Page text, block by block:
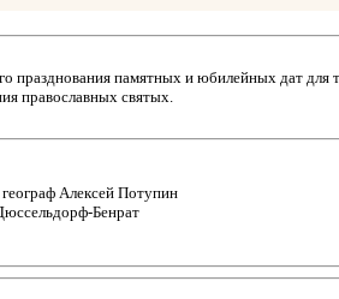
памятных и юбилейных дат
православных святых.
Алексей Потупин
Бенрат